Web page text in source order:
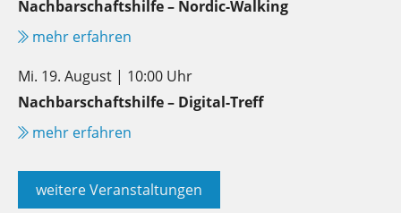
Nachbarschaftshilfe – Nordic-Walking
mehr erfahren
Mi. 19. August | 10:00 Uhr
Nachbarschaftshilfe – Digital-Treff
mehr erfahren
weitere Veranstaltungen